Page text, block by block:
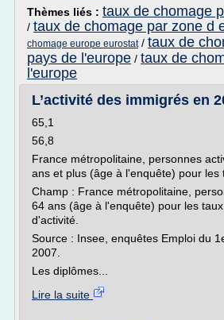
Thèmes liés : taux de chomage
/ taux de chomage par zone d
chomage europe eurostat/ taux de
pays de l'europe / taux de
l'europe
L’activité des immigrés en
65,1
56,8
France métropolitaine, personnes
ans et plus (âge à l'enquête) pour les
Champ : France métropolitaine,
64 ans (âge à l'enquête) pour les
d'activité.
Source : Insee, enquêtes Emploi du
2007.
Les diplômes...
Lire la suite